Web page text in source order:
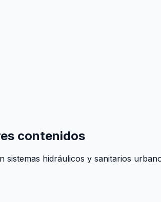
contenidos
sistemas hidráulicos y sanitarios